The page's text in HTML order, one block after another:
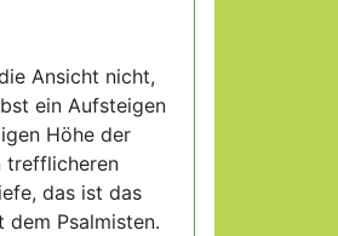
Ansicht nicht,
ein Aufsteigen
Höhe der
trefflicheren
das ist das
Psalmisten.